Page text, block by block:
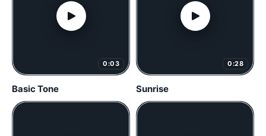
0:03
Basic Tone
0:28
Sunrise